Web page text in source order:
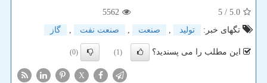
5.0
/ 5
5562
تگهای خبر:
تولید , صنعت , صنعت نفت , گاز
این مطلب را می پسندید؟ (1)
(0)
X